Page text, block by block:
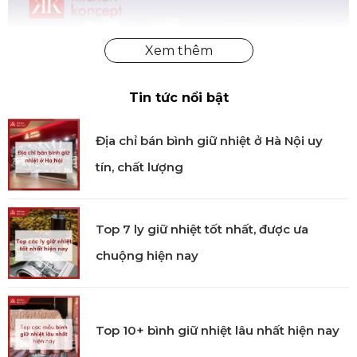
Bộ hũ ướp thực phẩm Kilner 1L (5 món) chính hãng
Tin tức nổi bật
Địa chỉ bán bình giữ nhiệt ở Hà Nội uy
tín, chất lượng
Top 7 ly giữ nhiệt tốt nhất, được ưa
chuộng hiện nay
Top 10+ bình giữ nhiệt lâu nhất hiện nay